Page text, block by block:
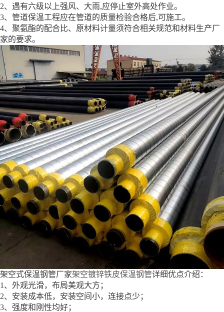
2、遇有六级以上强风、大雨,应停止室外高处作业。
3、管道保温工程应在管道的质量检验合格后,可施工。
4、聚氨酯的配合比、原材料计量须符合相关规范和材料生产厂
家的要求。
架空式保温钢管厂家架空镀锌铁皮保温钢管详细优点介绍：
1、外观光滑，布局美观大方；
2、安装成本低，安装空间小，连接点少；
3、强度和刚性均好；